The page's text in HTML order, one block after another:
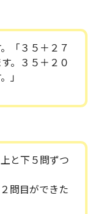
「３５＋２７
。３５＋２０
」
と下５問ずつ
問目ができた